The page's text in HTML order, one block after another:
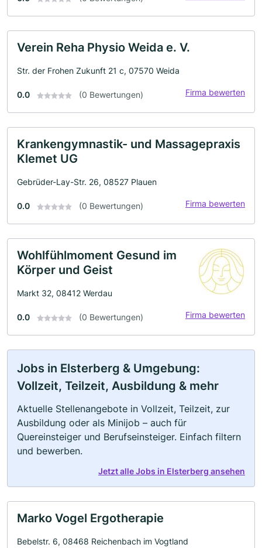
Verein Reha Physio Weida e. V.
Str. der Frohen Zukunft 21 c, 07570 Weida
0.0 (0 Bewertungen) Firma bewerten
Krankengymnastik- und Massagepraxis
Klemet UG
Gebrüder-Lay-Str. 26, 08527 Plauen
0.0 (0 Bewertungen) Firma bewerten
Wohlfühlmoment Gesund im
Körper und Geist
Markt 32, 08412 Werdau
0.0 (0 Bewertungen) Firma bewerten
Jobs in Elsterberg & Umgebung:
Vollzeit, Teilzeit, Ausbildung & mehr
Aktuelle Stellenangebote in Vollzeit, Teilzeit, zur
Ausbildung oder als Minijob – auch für
Quereinsteiger und Berufseinsteiger. Einfach filtern
und bewerben.
Jetzt alle Jobs in Elsterberg ansehen
Marko Vogel Ergotherapie
Bebelstr. 6, 08468 Reichenbach im Vogtland